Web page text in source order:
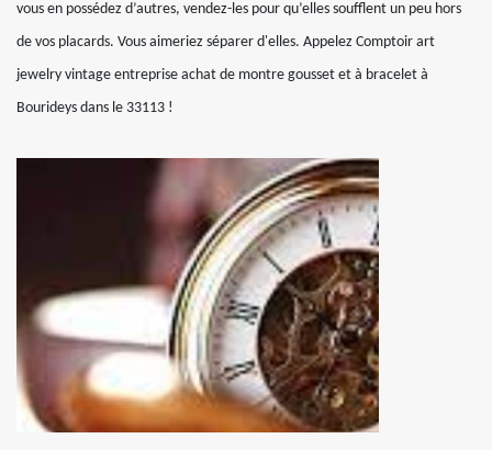
vous en possédez d’autres, vendez-les pour qu’elles soufflent un peu hors
de vos placards. Vous aimeriez séparer d'elles. Appelez Comptoir art
jewelry vintage entreprise achat de montre gousset et à bracelet à
Bourideys dans le 33113 !